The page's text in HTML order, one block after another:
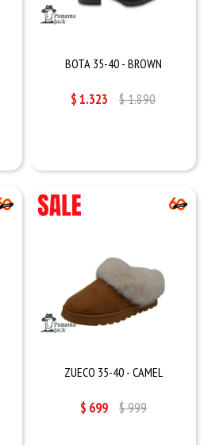
BOTA 35-40 - BROWN
$1.323 $1.890
ZUECO 35-40 - CAMEL
$ 699 $999